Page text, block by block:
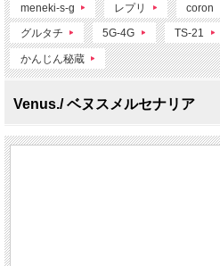
meneki-s-g レプリ coron
グルタチ 5G-4G TS-21
かんじん秘蔵
Venus./ ベヌスメルセナリア